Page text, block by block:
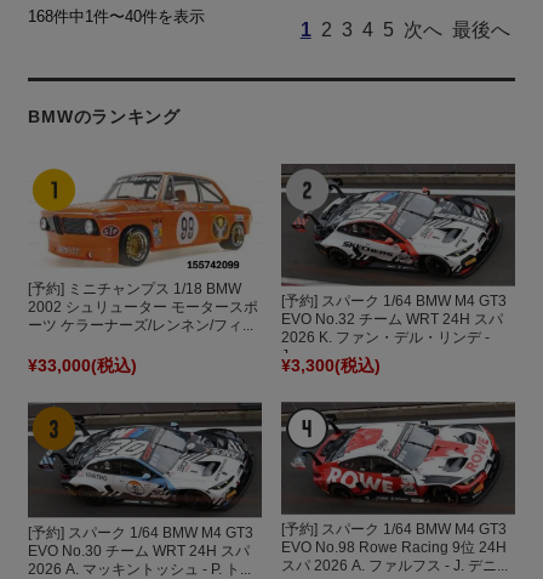
168件中1件〜40件を表示
1 2 3 4 5 次へ 最後へ
BMWのランキング
[予約] ミニチャンプス 1/18 BMW
2002 シュリューター モータースポ
ーツ ケラーナーズ/レンネン/フィ...
¥33,000(税込)
[予約] スパーク 1/64 BMW M4 GT3
EVO No.32 チーム WRT 24H スパ
2026 K. ファン・デル・リンデ -
J....
¥3,300(税込)
[予約] スパーク 1/64 BMW M4 GT3
EVO No.30 チーム WRT 24H スパ
2026 A. マッキントッシュ - P. ト...
[予約] スパーク 1/64 BMW M4 GT3
EVO No.98 Rowe Racing 9位 24H
スパ 2026 A. ファルフス - J. デニ...